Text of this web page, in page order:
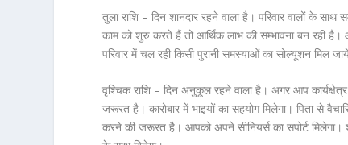
तुला राशि – दिन शानदार रहने वाला है। परिवार वालों के
काम को शुरु करते हैं तो आर्थिक लाभ की सम्भावना बन रही
परिवार में चल रही किसी पुरानी समस्याओं का सोल्यूशन मिल
वृश्चिक राशि – दिन अनुकूल रहने वाला है। अगर आप
जरूरत है। कारोबार में भाइयों का सहयोग मिलेगा। पिता से
करने की जरूरत है। आपको अपने सीनियर्स का सपोर्ट मिलेगा।